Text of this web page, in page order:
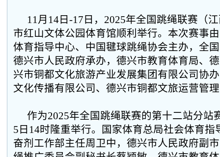
11月14日-17日，2025年全国跳绳联赛（
市红山文体公园体育馆顺利举行。本次赛事
体育指导中心、中国毽球跳绳协会主办，全
德兴市人民政府承办，德兴市教育体育局、
兴市铜都文化旅游产业发展集团有限公司协
文化传播有限公司、德兴市铜都文旅运营管
作为2025年全国跳绳联赛的第十二站分站
5日14时隆重举行。国家体育总局社会体育指
奋剂工作部主任周卫中，德兴市人民政府副